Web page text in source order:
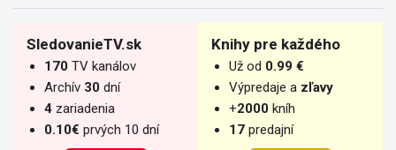
SledovanieTV.sk
170 TV kanálov
Archív 30 dní
4 zariadenia
0.10€ prvých 10 dní
Knihy pre každého
Už od 0.99 €
Výpredaje a zľavy
+2000 kníh
17 predajní